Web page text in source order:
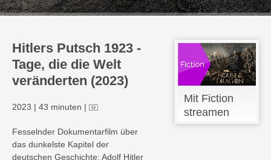
Hitlers Putsch 1923 -
Tage, die die Welt
veränderten (2023)
2023 | 43 minuten |
Fesselnder Dokumentarfilm über
das dunkelste Kapitel der
deutschen Geschichte: Adolf Hitler
Mit Fiction
streamen